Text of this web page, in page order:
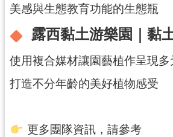
美感與生態教育功能的生態瓶
露西黏土游樂園｜黏
使用複合媒材讓園藝植作呈現多
打造不分年齡的美好植物感受
更多團隊資訊，請參考